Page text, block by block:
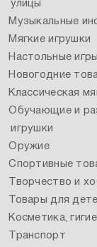
улицы
Музыкальные
Мягкие игрушки
Настольные игры
Новогодние
Классическая
Обучающие и
игрушки
Оружие
Спортивные
Творчество и
Товары для
Косметика,
Транспорт